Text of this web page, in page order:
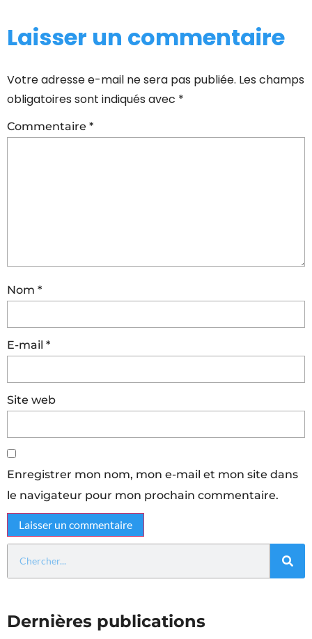
Laisser un commentaire
Votre adresse e-mail ne sera pas publiée. Les champs
obligatoires sont indiqués avec *
Commentaire *
Nom *
E-mail *
Site web
Enregistrer mon nom, mon e-mail et mon site dans
le navigateur pour mon prochain commentaire.
Dernières publications